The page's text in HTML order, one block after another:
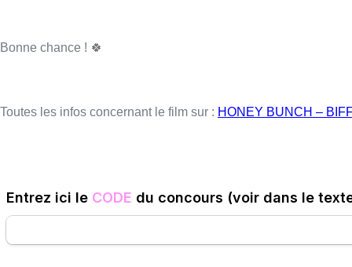
Bonne chance ! 🍀
Toutes les infos concernant le film sur : HONEY BUNCH –